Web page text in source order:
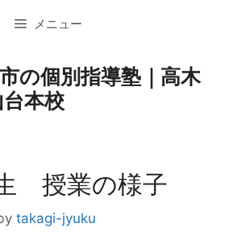
メニュー
の個別指導塾｜高木
本校
授業の様子
takagi-jyuku